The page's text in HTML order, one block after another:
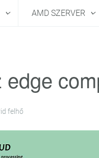
AMD SZERVER
edge
felhő